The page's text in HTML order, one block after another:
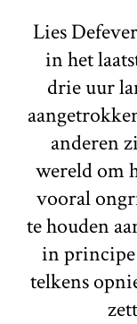
Lies
in het
drie uur
anderen
wereld om
vooral
te houden
in principe
telkens